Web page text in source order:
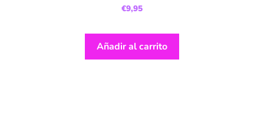
€9,95
Añadir al carrito